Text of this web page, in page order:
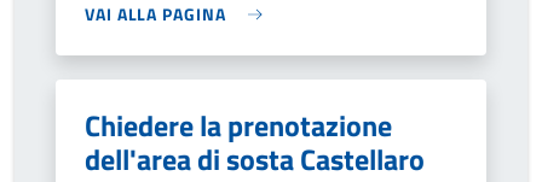
VAI ALLA PAGINA
Chiedere la prenotazione
dell'area di sosta Castellaro